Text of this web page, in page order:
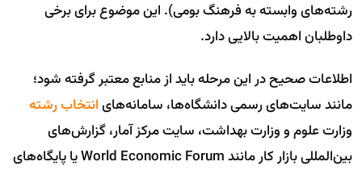
رشته‌های وابسته به فرهنگ بومی). این موضوع برای برخی
داوطلبان اهمیت بالایی دارد.
اطلاعات صحیح در این مرحله باید از منابع معتبر گرفته شود؛
مانند سایت‌های رسمی دانشگاه‌ها، سامانه‌هایانتخاب رشته
وزارت علوم و وزارت بهداشت، سایت مرکز آمار، گزارش‌های
بین‌المللی بازار کار مانند World Economic Forum یا پایگاه‌های